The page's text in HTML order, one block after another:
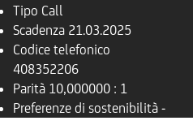
Tipo Call
Scadenza 21.03.2025
Codice telefonico
408352206
Parità 10,000000 : 1
Preferenze di sostenibilità -